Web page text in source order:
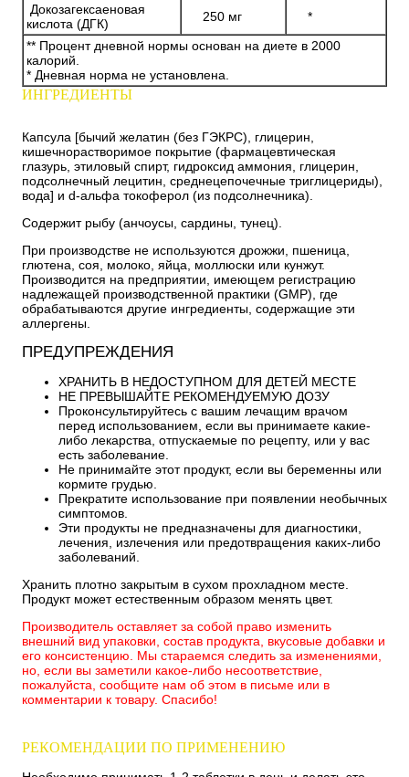
Докозагексаеновая
кислота (ДГК)
250 мг
*
** Процент дневной нормы основан на диете в 2000
калорий.
* Дневная норма не установлена.
ИНГРЕДИЕНТЫ
Капсула [бычий желатин (без ГЭКРС), глицерин,
кишечнорастворимое покрытие (фармацевтическая
глазурь, этиловый спирт, гидроксид аммония, глицерин,
подсолнечный лецитин, среднецепочечные триглицериды),
вода] и d-альфа токоферол (из подсолнечника).
Содержит рыбу (анчоусы, сардины, тунец).
При производстве не используются дрожжи, пшеница,
глютена, соя, молоко, яйца, моллюски или кунжут.
Производится на предприятии, имеющем регистрацию
надлежащей производственной практики (GMP), где
обрабатываются другие ингредиенты, содержащие эти
аллергены.
ПРЕДУПРЕЖДЕНИЯ
ХРАНИТЬ В НЕДОСТУПНОМ ДЛЯ ДЕТЕЙ МЕСТЕ
НЕ ПРЕВЫШАЙТЕ РЕКОМЕНДУЕМУЮ ДОЗУ
Проконсультируйтесь с вашим лечащим врачом
перед использованием, если вы принимаете какие-
либо лекарства, отпускаемые по рецепту, или у вас
есть заболевание.
Не принимайте этот продукт, если вы беременны или
кормите грудью.
Прекратите использование при появлении необычных
симптомов.
Эти продукты не предназначены для диагностики,
лечения, излечения или предотвращения каких-либо
заболеваний.
Хранить плотно закрытым в сухом прохладном месте.
Продукт может естественным образом менять цвет.
Производитель оставляет за собой право изменить
внешний вид упаковки, состав продукта, вкусовые добавки и
его консистенцию. Мы стараемся следить за изменениями,
но, если вы заметили какое-либо несоответствие,
пожалуйста, сообщите нам об этом в письме или в
комментарии к товару. Спасибо!
РЕКОМЕНДАЦИИ ПО ПРИМЕНЕНИЮ